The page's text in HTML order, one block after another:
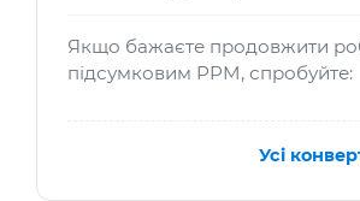
Якщо бажаєте продовжити
підсумковим PPM, спробуйте:
Усі